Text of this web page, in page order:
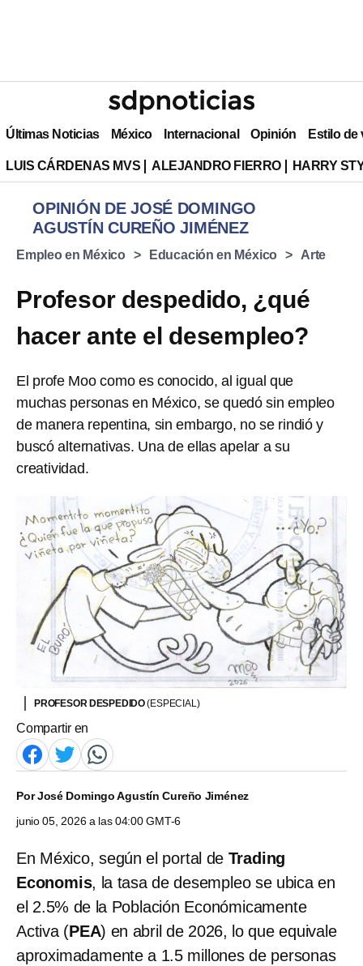
Últimas Noticias México Internacional Opinión Estilo de
LUIS CÁRDENAS MVS ALEJANDRO FIERRO HARRY
OPINIÓN DE JOSÉ DOMINGO
AGUSTÍN CUREÑO JIMÉNEZ
Empleo en México Educación en México Arte
Profesor despedido, ¿qué
hacer ante el desempleo?
El profe Moo como es conocido, al igual que
muchas personas en México, se quedó sin empleo
de manera repentina, sin embargo, no se rindió y
buscó alternativas. Una de ellas apelar a su
creatividad.
PROFESOR DESPEDIDO(ESPECIAL)
Compartir en
PorJosé Domingo Agustín Cureño Jiménez
junio 05, 2026 a las 04:00 GMT-6
En México, según el portal de Trading
Economis, la tasa de desempleo se ubica en
el 2.5% de la Población Económicamente
Activa (PEA) en abril de 2026, lo que equivale
aproximadamente a 1.5 millones de personas